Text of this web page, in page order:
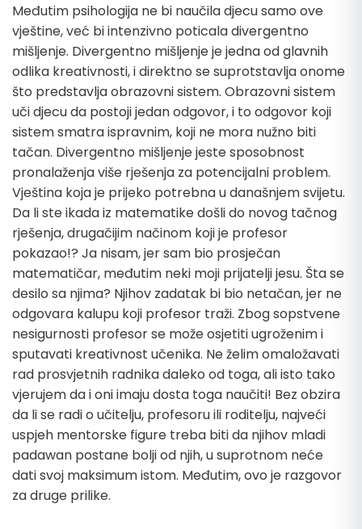
Međutim psihologija ne bi naučila djecu samo ove
vještine, već bi intenzivno poticala divergentno
mišljenje. Divergentno mišljenje je jedna od glavnih
odlika kreativnosti, i direktno se suprotstavlja onome
što predstavlja obrazovni sistem. Obrazovni sistem
uči djecu da postoji jedan odgovor, i to odgovor koji
sistem smatra ispravnim, koji ne mora nužno biti
tačan. Divergentno mišljenje jeste sposobnost
pronalaženja više rješenja za potencijalni problem.
Vještina koja je prijeko potrebna u današnjem svijetu.
Da li ste ikada iz matematike došli do novog tačnog
rješenja, drugačijim načinom koji je profesor
pokazao!? Ja nisam, jer sam bio prosječan
matematičar, međutim neki moji prijatelji jesu. Šta se
desilo sa njima? Njihov zadatak bi bio netačan, jer ne
odgovara kalupu koji profesor traži. Zbog sopstvene
nesigurnosti profesor se može osjetiti ugroženim i
sputavati kreativnost učenika. Ne želim omaložavati
rad prosvjetnih radnika daleko od toga, ali isto tako
vjerujem da i oni imaju dosta toga naučiti! Bez obzira
da li se radi o učitelju, profesoru ili roditelju, najveći
uspjeh mentorske figure treba biti da njihov mladi
padawan postane bolji od njih, u suprotnom neće
dati svoj maksimum istom. Međutim, ovo je razgovor
za druge prilike.